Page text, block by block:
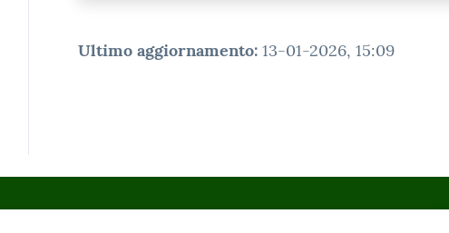
Ultimo aggiornamento: 13-01-2026, 15:09